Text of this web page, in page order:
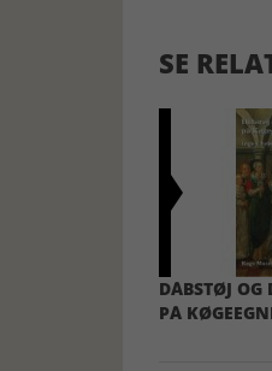
SE
DÅBSTØJ OG
PÅ